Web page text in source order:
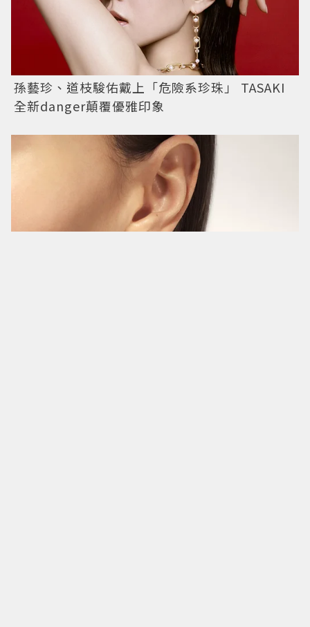
孫藝珍、道枝駿佑戴上「危險系珍珠」 TASAKI
全新danger顛覆優雅印象